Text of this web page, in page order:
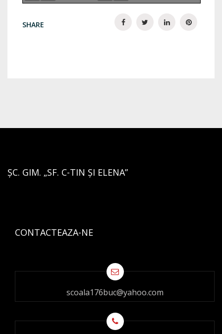
SHARE
ȘC. GIM. „SF. C-TIN ȘI ELENA”
CONTACTEAZA-NE
scoala176buc@yahoo.com